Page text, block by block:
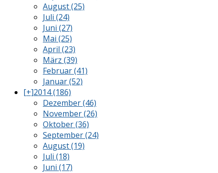
August (25)
Juli (24)
Juni (27)
Mai (25)
April (23)
März (39)
Februar (41)
Januar (52)
[+]2014 (186)
Dezember (46)
November (26)
Oktober (36)
September (24)
August (19)
Juli (18)
Juni (17)